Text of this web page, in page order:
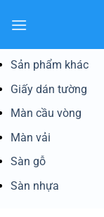
qua
dungSản phẩm khác
Giấy dán tường
Màn cầu vòng
Màn vải
Sàn gỗ
Sàn nhựa